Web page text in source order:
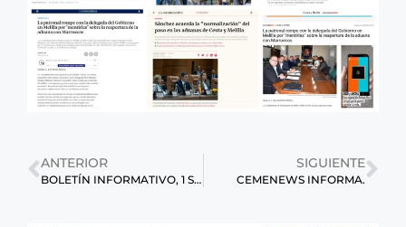
ANTERIOR
BOLETÍN INFORMATIVO, 1 SEMANA DE FEBRERO.
SIGUIENTE
CEMENEWS INFORMA.